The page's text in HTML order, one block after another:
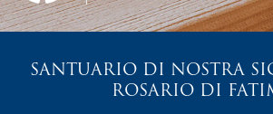
SANTUARIO DI NOSTRA
ROSARIO DI